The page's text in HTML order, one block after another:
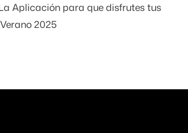
Aplicación para que disfrutes tus
2025